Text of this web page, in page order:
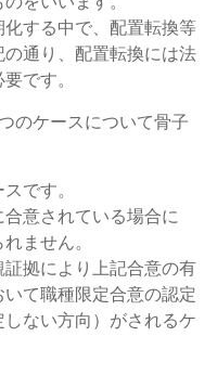
する中で、配置転換等
通り、配置転換には法
です。
のケースについて骨子
です。
意されている場合に
ません。
拠により上記合意の有
て職種限定合意の認定
ない方向）がされるケ